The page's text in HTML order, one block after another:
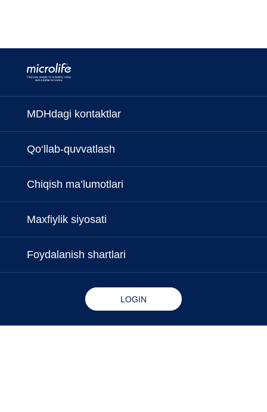
MDHdagi kontaktlar
Qo‘llab-quvvatlash
Chiqish ma’lumotlari
Maxfiylik siyosati
Foydalanish shartlari
LOGIN